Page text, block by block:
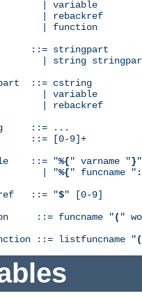
| variable
| function
::= stringpart
| string
::= cstring
| variable
::= ...
::= [0-9]+
::= "%{" varname "}"
| "
%{" funcname " :
::= "$" [0-9]
::= funcname "( "
::= listfuncname "(